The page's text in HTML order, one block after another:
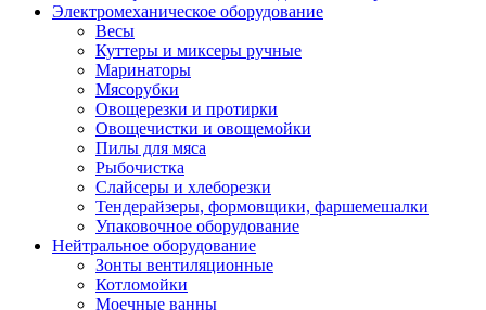
Электромеханическое оборудование
Весы
Куттеры и миксеры ручные
Маринаторы
Мясорубки
Овощерезки и протирки
Овощечистки и овощемойки
Пилы для мяса
Рыбочистка
Слайсеры и хлеборезки
Тендерайзеры, формовщики, фаршемешалки
Упаковочное оборудование
Нейтральное оборудование
Зонты вентиляционные
Котломойки
Моечные ванны